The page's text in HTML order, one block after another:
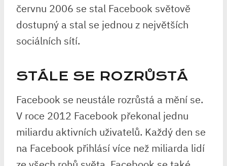
červnu 2006 se stal Facebook světově
dostupný a stal se jednou z největších
sociálních sítí.
STÁLE SE ROZRŮSTÁ
Facebook se neustále rozrůstá a mění se.
V roce 2012 Facebook překonal jednu
miliardu aktivních uživatelů. Každý den se
na Facebook přihlásí více než miliarda lidí